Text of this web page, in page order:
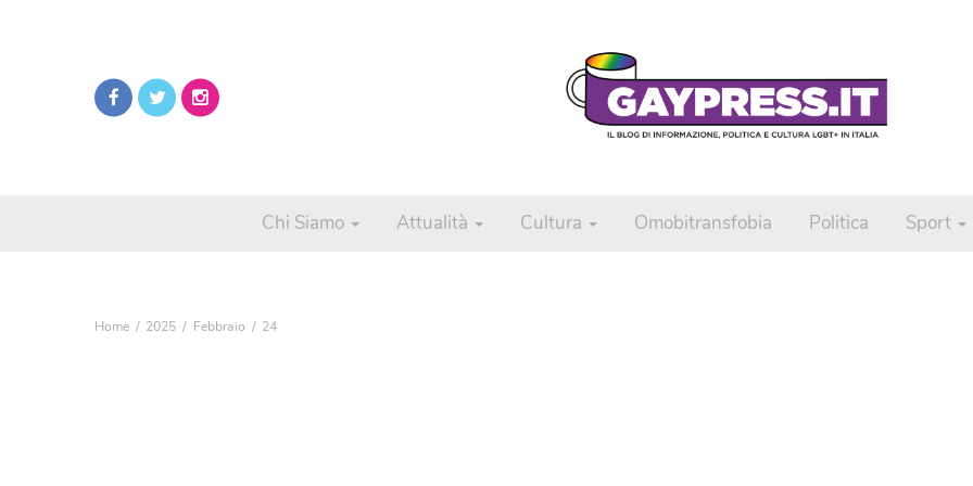
Chi Siamo Attualità Cultura Omobitransfobia Politica Sport
Home 2025 Febbraio 24